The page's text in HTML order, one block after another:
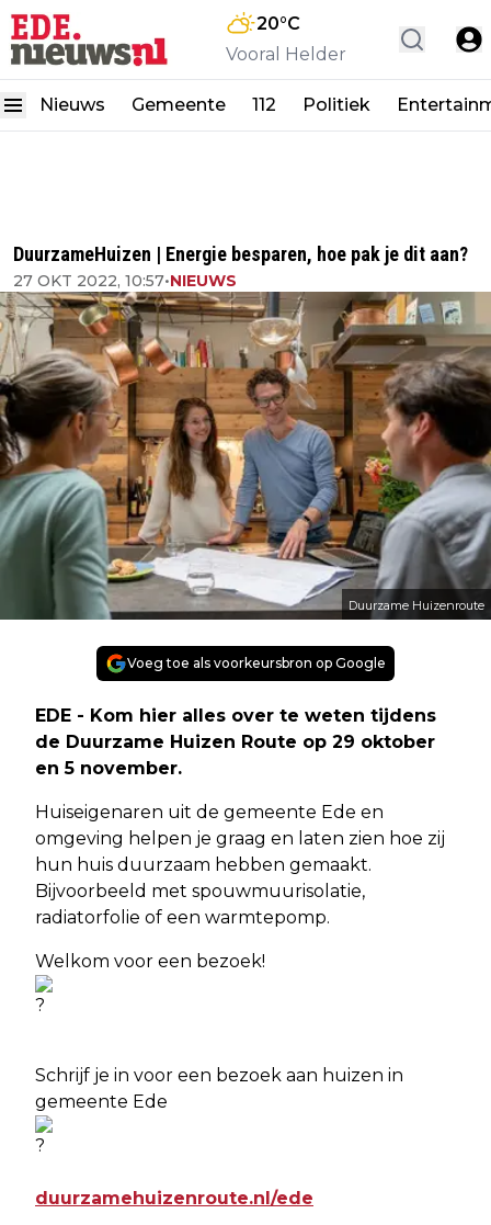
20°C
Vooral Helder
Nieuws Gemeente 112 Politiek
DuurzameHuizen | Energie besparen, hoe pak je dit aan?
27 OKT 2022, 10:57•NIEUWS
Duurzame Huizenroute
Voeg toe als voorkeursbron op Google
EDE - Kom hier alles over te weten tijdens
de Duurzame Huizen Route op 29 oktober
en 5 november.
Huiseigenaren uit de gemeente Ede en
omgeving helpen je graag en laten zien hoe zij
hun huis duurzaam hebben gemaakt.
Bijvoorbeeld met spouwmuurisolatie,
radiatorfolie of een warmtepomp.
Welkom voor een bezoek!
Schrijf je in voor een bezoek aan huizen in
gemeente Ede
duurzamehuizenroute.nl/ede